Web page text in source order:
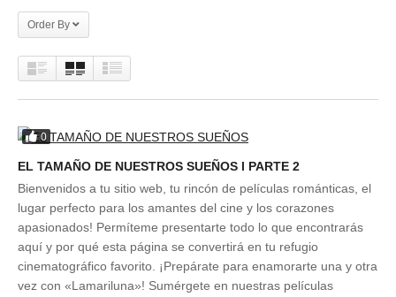
Order By
0
EL TAMAÑO DE NUESTROS SUEÑOS l PARTE 2
Bienvenidos a tu sitio web, tu rincón de películas románticas, el
lugar perfecto para los amantes del cine y los corazones
apasionados! Permíteme presentarte todo lo que encontrarás
aquí y por qué esta página se convertirá en tu refugio
cinematográfico favorito. ¡Prepárate para enamorarte una y otra
vez con «Lamariluna»! Sumérgete en nuestras películas